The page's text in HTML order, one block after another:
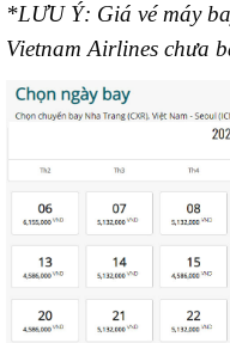
*LƯU Ý: Giá vé máy
Vietnam Airlines chưa